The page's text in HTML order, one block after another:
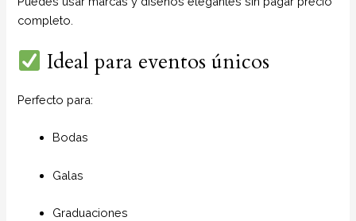
completo.
Ideal para eventos únicos
Perfecto para:
Bodas
Galas
Graduaciones